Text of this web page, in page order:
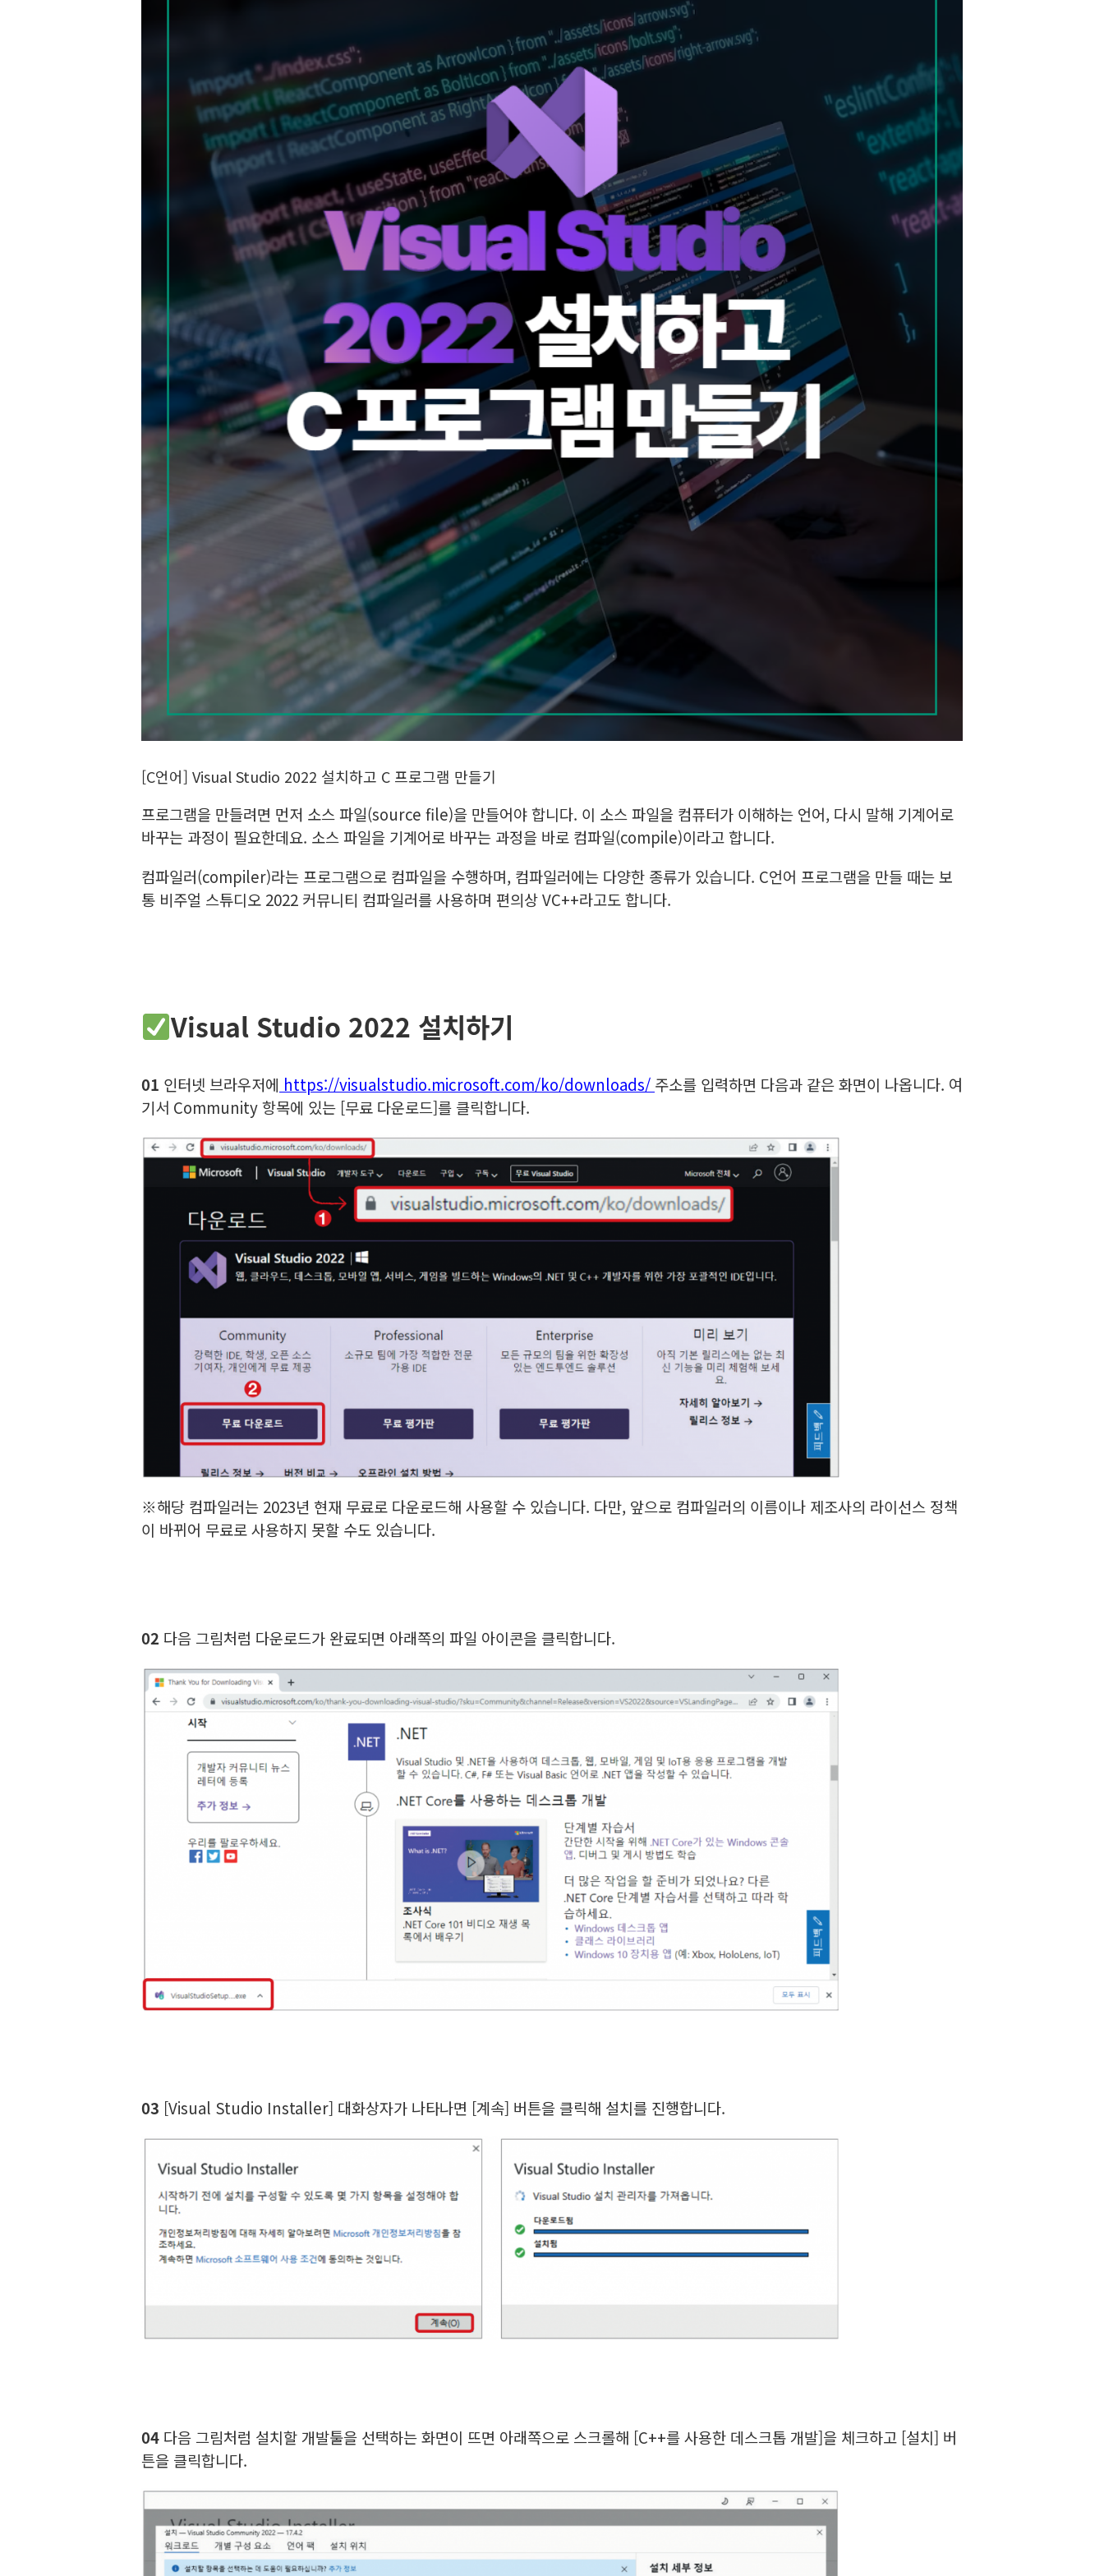
[C언어] Visual Studio 2022 설치하고 C 프로그램 만들기
프로그램을 만들려면 먼저 소스 파일(source file)을 만들어야 합니다. 이 소스 파일을 컴퓨터가 이해하는 언어, 다시 말해 기계어로
바꾸는 과정이 필요한데요. 소스 파일을 기계어로 바꾸는 과정을 바로 컴파일(compile)이라고 합니다.
컴파일러(compiler)라는 프로그램으로 컴파일을 수행하며, 컴파일러에는 다양한 종류가 있습니다. C언어 프로그램을 만들 때는 보
통 비주얼 스튜디오 2022 커뮤니티 컴파일러를 사용하며 편의상 VC++라고도 합니다.
Visual Studio 2022 설치하기
01 인터넷 브라우저에 https://visualstudio.microsoft.com/ko/downloads/ 주소를 입력하면 다음과 같은 화면이 나옵니다. 여
기서 Community 항목에 있는 [무료 다운로드]를 클릭합니다.
※해당 컴파일러는 2023년 현재 무료로 다운로드해 사용할 수 있습니다. 다만, 앞으로 컴파일러의 이름이나 제조사의 라이선스 정책
이 바뀌어 무료로 사용하지 못할 수도 있습니다.
02 다음 그림처럼 다운로드가 완료되면 아래쪽의 파일 아이콘을 클릭합니다.
03 [Visual Studio Installer] 대화상자가 나타나면 [계속] 버튼을 클릭해 설치를 진행합니다.
04 다음 그림처럼 설치할 개발툴을 선택하는 화면이 뜨면 아래쪽으로 스크롤해 [C++를 사용한 데스크톱 개발]을 체크하고 [설치] 버
튼을 클릭합니다.